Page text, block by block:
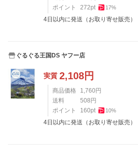
ポイント
272pt 17%
4日以内に発送（お取り寄せ販売）
ぐるぐる王国DS ヤフー店
実質 2,108円
商品価格 1,760円
送料
508円
ポイント
160pt 10%
4日以内に発送（お取り寄せ販売）